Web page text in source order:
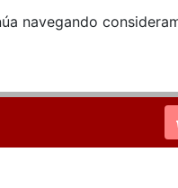
navegando